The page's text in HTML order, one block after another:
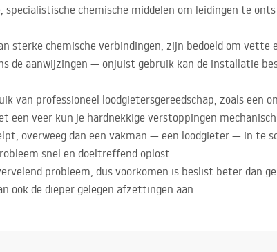
specialistische chemische middelen om leidingen te
sterke chemische verbindingen, zijn bedoeld om vette
de aanwijzingen — onjuist gebruik kan de installatie
van professioneel loodgietersgereedschap, zoals een
een veer kun je hardnekkige verstoppingen
overweeg dan een vakman — een loodgieter — in te
snel en doeltreffend oplost.
probleem, dus voorkomen is beslist beter dan
ook de dieper gelegen afzettingen aan.